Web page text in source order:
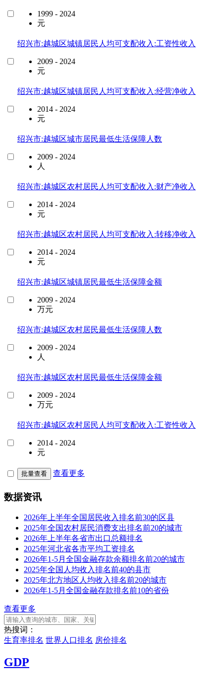
1999 - 2024
元
绍兴市:越城区城镇居民人均可支配收入:工资性收入
2009 - 2024
元
绍兴市:越城区城镇居民人均可支配收入:经营净收入
2014 - 2024
元
绍兴市:越城区城市居民最低生活保障人数
2009 - 2024
人
绍兴市:越城区农村居民人均可支配收入:财产净收入
2014 - 2024
元
绍兴市:越城区农村居民人均可支配收入:转移净收入
2014 - 2024
元
绍兴市:越城区城镇居民最低生活保障金额
2009 - 2024
万元
绍兴市:越城区农村居民最低生活保障人数
2009 - 2024
人
绍兴市:越城区农村居民最低生活保障金额
2009 - 2024
万元
绍兴市:越城区农村居民人均可支配收入:工资性收入
2014 - 2024
元
批量查看 查看更多
数据资讯
2026年上半年全国居民收入排名前30的区县
2025年全国农村居民消费支出排名前20的城市
2026年上半年各省市出口总额排名
2025年河北省各市平均工资排名
2026年1-5月全国金融存款余额排名前20的城市
2025年全国人均收入排名前40的县市
2025年北方地区人均收入排名前20的城市
2026年1-5月全国金融存款排名前10的省份
查看更多
热搜词：
生育率排名 世界人口排名 房价排名
GDP